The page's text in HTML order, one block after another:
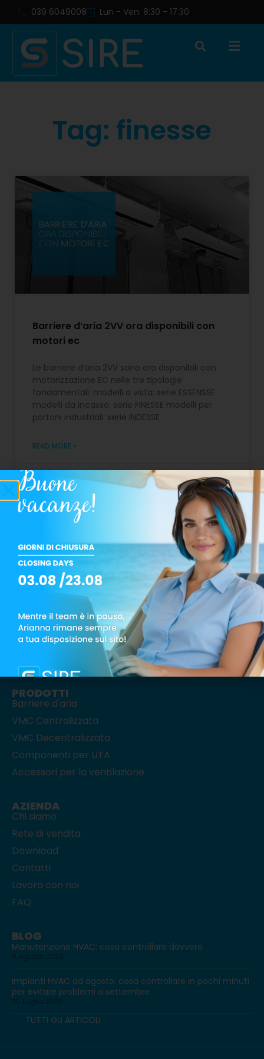
039 6049008 Lun - Ven: 8:30 - 17:30
Tag: finesse
Barriere d’aria 2VV ora disponibili con
motori ec
Le barriere d’aria 2VV sono ora disponibili con
motorizzazione EC nelle tre tipologie
fondamentali: modelli a vista: serie ESSENSSE
modelli da incasso: serie FINESSE modelli per
portoni industriali: serie INDESSE
READ MORE »
19 Febbraio 2020
Via Monte Rosa, 1 – 20863 Concorezzo (MB)
Tel.: +39 039 6049008
PRODOTTI
Barriere d'aria
VMC Centralizzata
VMC Decentralizzata
Componenti per UTA
Accessori per la ventilazione
AZIENDA
Chi siamo
Rete di vendita
Download
Contatti
Lavora con noi
FAQ
BLOG
Manutenzione HVAC: cosa controllare davvero
Impianti HVAC ad agosto: cosa controllare in pochi minuti
per evitare problemi a settembre
TUTTI GLI ARTICOLI